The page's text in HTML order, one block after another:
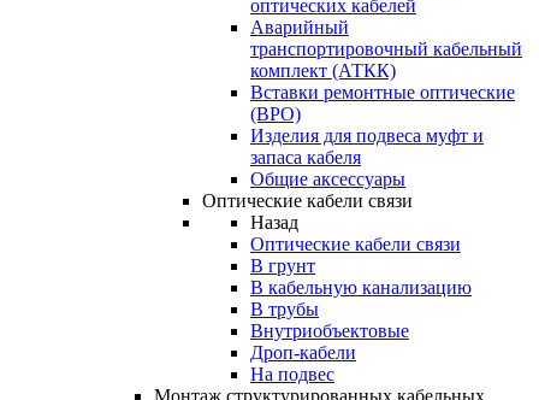
оптических кабелей
Аварийный
транспортировочный кабельный
комплект (АТКК)
Вставки ремонтные оптические
(ВРО)
Изделия для подвеса муфт и
запаса кабеля
Общие аксессуары
Оптические кабели связи
Назад
Оптические кабели связи
В грунт
В кабельную канализацию
В трубы
Внутриобъектовые
Дроп-кабели
На подвес
Монтаж структурированных кабельных